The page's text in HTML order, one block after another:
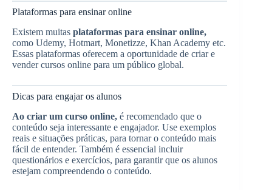
Plataformas para ensinar online
Existem muitas plataformas para ensinar online,
como Udemy, Hotmart, Monetizze, Khan Academy etc.
Essas plataformas oferecem a oportunidade de criar e
vender cursos online para um público global.
Dicas para engajar os alunos
Ao criar um curso online, é recomendado que o
conteúdo seja interessante e engajador. Use exemplos
reais e situações práticas, para tornar o conteúdo mais
fácil de entender. Também é essencial incluir
questionários e exercícios, para garantir que os alunos
estejam compreendendo o conteúdo.